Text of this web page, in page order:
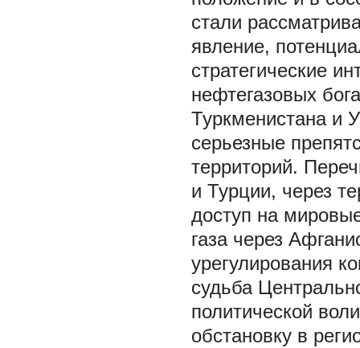
стали
явление,
стратегические
нефтегазовых
Туркменистана и
серьезные
территорий.
и Турции, через
доступ на
газа через
урегулирования
судьба
политической
обстановку в